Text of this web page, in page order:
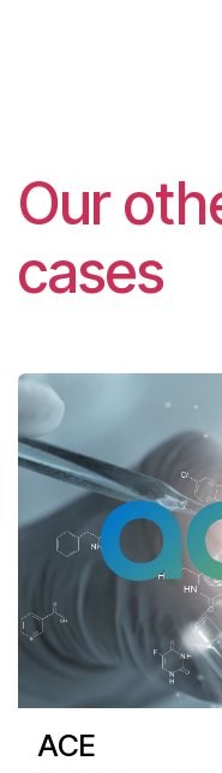
Our
cases
ACE